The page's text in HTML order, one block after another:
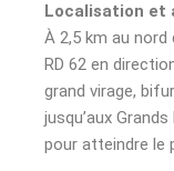
Localisation et
À 2,5 km au nord
RD 62 en
grand virage,
jusqu’aux
pour atteindre le